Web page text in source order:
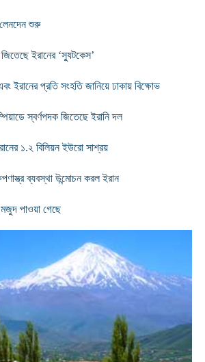
লেনদেন শুরু
ইরানের ‘স্যুটকেস’
ইরানের প্রতি সংহতি জানিয়ে ঢাকায় বিক্ষোভ
স্বর্ণপদক জিতেছে ইরানি দল
১.২ বিলিয়ন ইউরো সাশ্রয়
ব্যবস্থা উন্মোচন করল ইরান
মজুদ পাওয়া গেছে